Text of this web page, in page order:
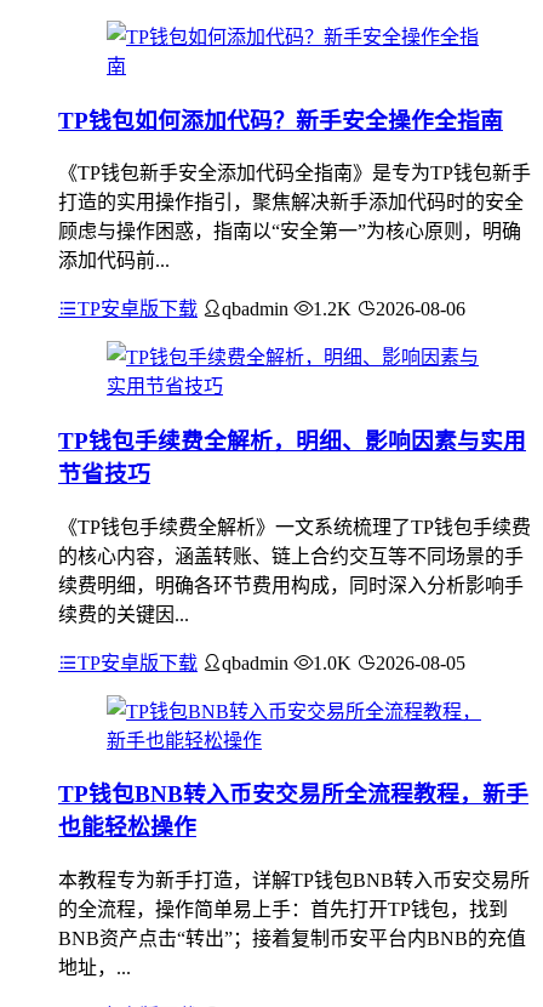
TP钱包如何添加代码？新手安全操作全指南
《TP钱包新手安全添加代码全指南》是专为TP钱包新手
打造的实用操作指引，聚焦解决新手添加代码时的安全
顾虑与操作困惑，指南以“安全第一”为核心原则，明确
添加代码前...
TP安卓版下载 qbadmin 1.2K 2026-08-06
TP钱包手续费全解析，明细、影响因素与实用
节省技巧
《TP钱包手续费全解析》一文系统梳理了TP钱包手续费
的核心内容，涵盖转账、链上合约交互等不同场景的手
续费明细，明确各环节费用构成，同时深入分析影响手
续费的关键因...
TP安卓版下载 qbadmin 1.0K 2026-08-05
TP钱包BNB转入币安交易所全流程教程，新手
也能轻松操作
本教程专为新手打造，详解TP钱包BNB转入币安交易所
的全流程，操作简单易上手：首先打开TP钱包，找到
BNB资产点击“转出”；接着复制币安平台内BNB的充值
地址，...